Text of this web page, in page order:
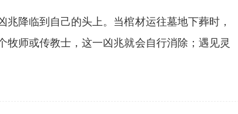
降临到自己的头上。当棺材运往墓地下葬时，
师或传教士，这一凶兆就会自行消除；遇见灵